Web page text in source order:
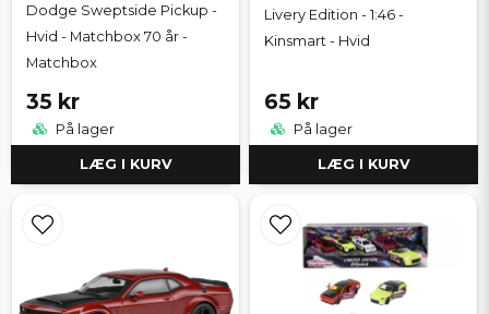
Dodge Sweptside Pickup -
Hvid - Matchbox 70 år -
Matchbox
35 kr
På lager
LÆG I KURV
Livery Edition - 1:46 -
Kinsmart - Hvid
65 kr
På lager
LÆG I KURV